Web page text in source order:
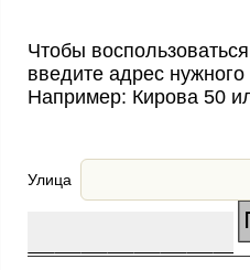
Чтобы
введите адрес
Например: Кирова 50
Улица